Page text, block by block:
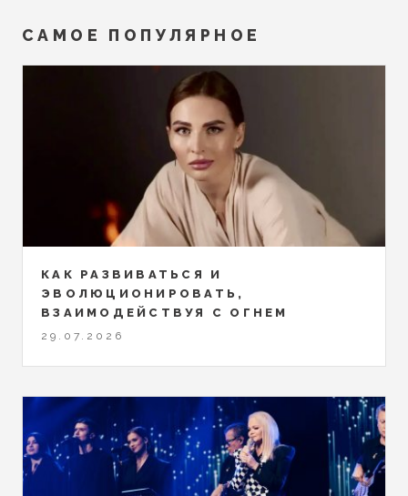
САМОЕ ПОПУЛЯРНОЕ
КАК РАЗВИВАТЬСЯ И
ЭВОЛЮЦИОНИРОВАТЬ,
ВЗАИМОДЕЙСТВУЯ С ОГНЕМ
29.07.2026